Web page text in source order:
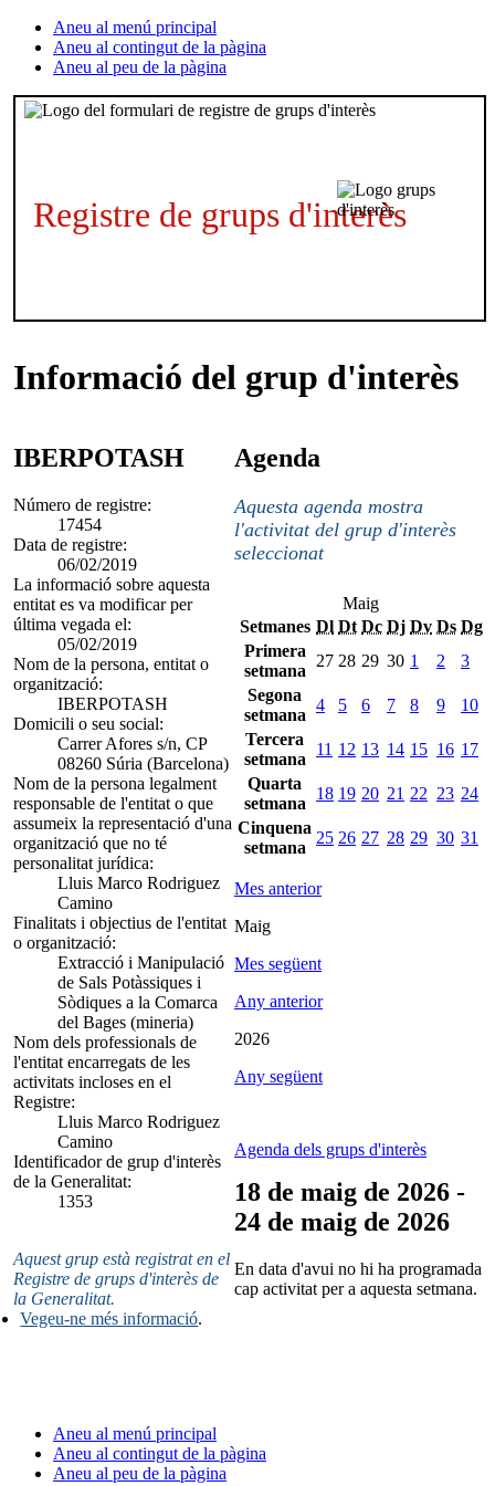
Aneu al menú principal
Aneu al contingut de la pàgina
Aneu al peu de la pàgina
Registre de grups d'interès
Informació del grup d'interès
IBERPOTASH
Número de registre:
17454
Data de registre:
06/02/2019
La informació sobre aquesta
entitat es va modificar per
última vegada el:
05/02/2019
Nom de la persona, entitat o
organització:
IBERPOTASH
Domicili o seu social:
Carrer Afores s/n, CP
08260 Súria (Barcelona)
Nom de la persona legalment
responsable de l'entitat o que
assumeix la representació d'una
organització que no té
personalitat jurídica:
Lluis Marco Rodriguez
Camino
Finalitats i objectius de l'entitat
o organització:
Extracció i Manipulació
de Sals Potàssiques i
Sòdiques a la Comarca
del Bages (mineria)
Nom dels professionals de
l'entitat encarregats de les
activitats incloses en el
Registre:
Lluis Marco Rodriguez
Camino
Identificador de grup d'interès
de la Generalitat:
1353
Aquest grup està registrat en el
Registre de grups d'interès de
la Generalitat.
Vegeu-ne més informació.
Agenda
Aquesta agenda mostra
l'activitat del grup d'interès
seleccionat
Maig
Setmanes Dl Dt Dc Dj Dv Ds Dg
Primera
setmana
27 28 29 30 1 2
3
Segona
setmana
4 5 6 7 8 9
10
Tercera
setmana
11 12 13 14 15 16 17
Quarta
setmana
18 19 20 21 22 23 24
Cinquena
setmana
25 26 27 28 29 30 31
Mes anterior
Maig
Mes següent
Any anterior
2026
Any següent
Agenda dels grups d'interès
18 de maig de 2026 -
24 de maig de 2026
En data d'avui no hi ha programada
cap activitat per a aquesta setmana.
Aneu al menú principal
Aneu al contingut de la pàgina
Aneu al peu de la pàgina